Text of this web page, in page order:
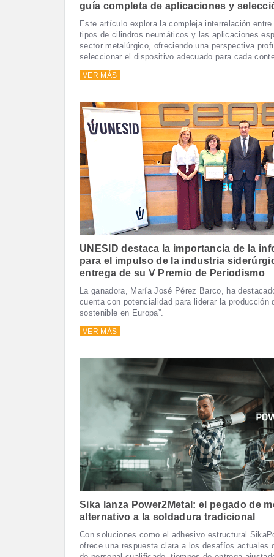
guía completa de aplicaciones y
Este artículo explora la compleja interrelación
tipos de cilindros neumáticos y las aplicaciones
sector metalúrgico, ofreciendo una perspectiva
seleccionar el dispositivo adecuado para cada
VER MÁS
UNESID destaca la importancia de la
para el impulso de la industria
entrega de su V Premio de Periodismo
La ganadora, María José Pérez Barco, ha
cuenta con potencialidad para liderar la producción
sostenible en Europa”.
VER MÁS
Sika lanza Power2Metal: el pegado de
alternativo a la soldadura tradicional
Con soluciones como el adhesivo estructural
ofrece una respuesta clara a los desafíos actuales